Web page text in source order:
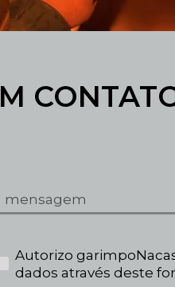
Autorizo
dados através deste